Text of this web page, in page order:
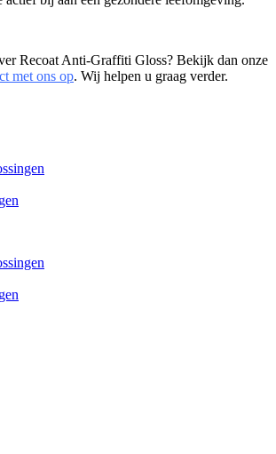
Recoat Anti-Graffiti Gloss? Bekijk dan onze
met ons op. Wij helpen u graag verder.